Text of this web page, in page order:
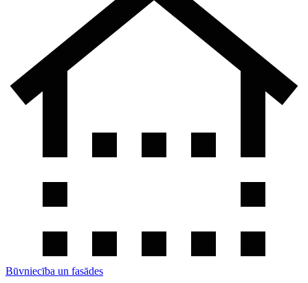
Būvniecība un fasādes